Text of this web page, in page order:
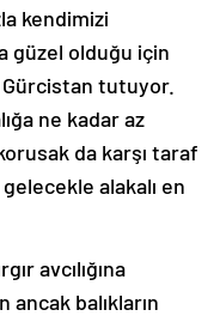
kendimizi
güzel olduğu için
Gürcistan tutuyor.
ne kadar az
da karşı taraf
alakalı en
avcılığına
ancak balıkların